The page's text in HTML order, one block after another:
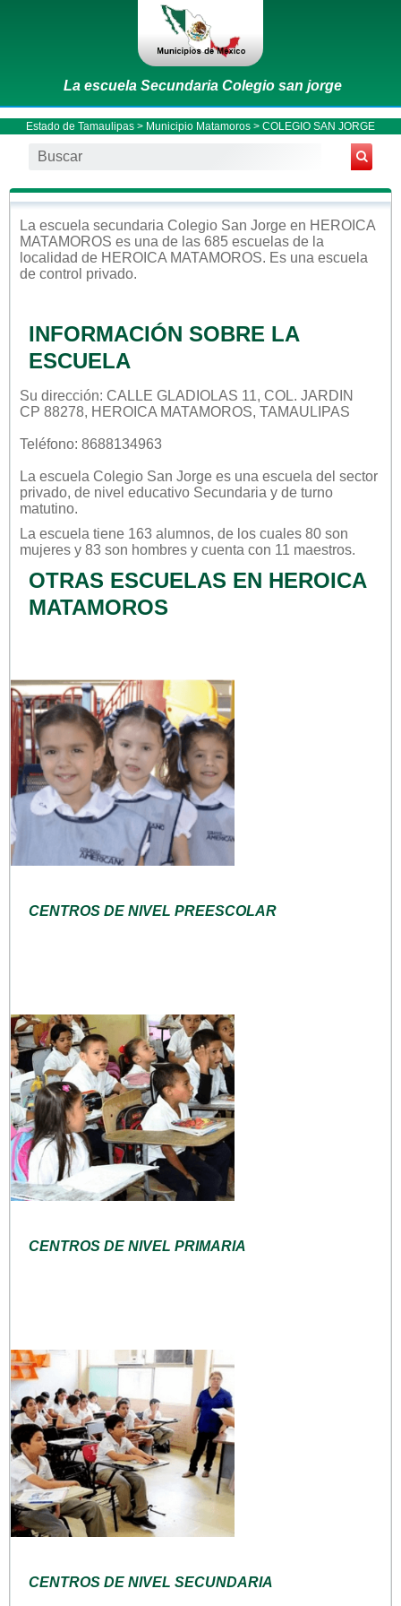
La escuela Secundaria Colegio san jorge
Estado de Tamaulipas > Municipio Matamoros > COLEGIO SAN JORGE
La escuela secundaria Colegio San Jorge en HEROICA
MATAMOROS es una de las 685 escuelas de la
localidad de HEROICA MATAMOROS. Es una escuela
de control privado.
INFORMACIÓN SOBRE LA
ESCUELA
Su dirección: CALLE GLADIOLAS 11, COL. JARDIN
CP 88278, HEROICA MATAMOROS, TAMAULIPAS
Teléfono: 8688134963
La escuela Colegio San Jorge es una escuela del sector
privado, de nivel educativo Secundaria y de turno
matutino.
La escuela tiene 163 alumnos, de los cuales 80 son
mujeres y 83 son hombres y cuenta con 11 maestros.
OTRAS ESCUELAS EN HEROICA
MATAMOROS
CENTROS DE NIVEL PREESCOLAR
CENTROS DE NIVEL PRIMARIA
CENTROS DE NIVEL SECUNDARIA